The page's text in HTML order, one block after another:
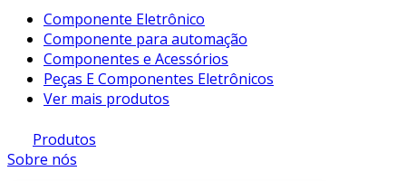
Componente Eletrônico
Componente para automação
Componentes e Acessórios
Peças E Componentes Eletrônicos
Ver mais produtos
Produtos
Sobre nós